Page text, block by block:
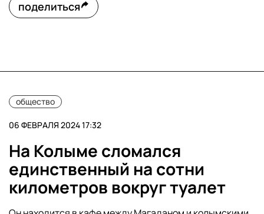
поделиться
общество
06 ФЕВРАЛЯ 2024 17:32
На Колыме сломался
единственный на сотни
километров вокруг туалет